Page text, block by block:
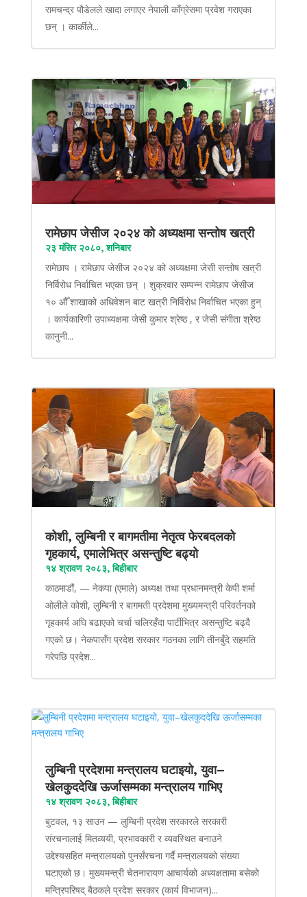
रामचन्द्र पौडेलले खादा लगाएर नेपाली काँग्रेसमा प्रवेश गराएका
छन् । कार्कीले...
रामेछाप जेसीज २०२४ को अध्यक्षमा सन्तोष खत्री
२३ मंसिर २०८०, शनिबार
रामेछाप । रामेछाप जेसीज २०२४ को अध्यक्षमा जेसी सन्तोष खत्री
निर्विरोध निर्वाचित भएका छन् । शुक्रवार सम्पन्न रामेछाप जेसीज
१० औँ शाखाको अधिवेशन बाट खत्री निर्विरोध निर्वाचित भएका हुन्
। कार्यकारिणी उपाध्यक्षमा जेसी कुमार श्रेष्ठ , र जेसी संगीता श्रेष्ठ
कानुनी...
कोशी, लुम्बिनी र बागमतीमा नेतृत्व फेरबदलको
गृहकार्य, एमालेभित्र असन्तुष्टि बढ्यो
१४ श्रावण २०८३, बिहीबार
काठमाडौं, — नेकपा (एमाले) अध्यक्ष तथा प्रधानमन्त्री केपी शर्मा
ओलीले कोशी, लुम्बिनी र बागमती प्रदेशमा मुख्यमन्त्री परिवर्तनको
गृहकार्य अघि बढाएको चर्चा चलिरहँदा पार्टीभित्र असन्तुष्टि बढ्दै
गएको छ। नेकपासँग प्रदेश सरकार गठनका लागि तीनबुँदे सहमति
गरेपछि प्रदेश...
लुम्बिनी प्रदेशमा मन्त्रालय घटाइयो, युवा–
खेलकुददेखि ऊर्जासम्मका मन्त्रालय गाभिए
१४ श्रावण २०८३, बिहीबार
बुटवल, १३ साउन — लुम्बिनी प्रदेश सरकारले सरकारी
संरचनालाई मितव्ययी, प्रभावकारी र व्यवस्थित बनाउने
उद्देश्यसहित मन्त्रालयको पुनर्संरचना गर्दै मन्त्रालयको संख्या
घटाएको छ। मुख्यमन्त्री चेतनारायण आचार्यको अध्यक्षतामा बसेको
मन्त्रिपरिषद् बैठकले प्रदेश सरकार (कार्य विभाजन)...